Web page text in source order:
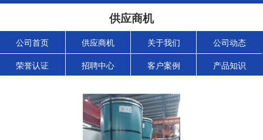
供应商机
公司首页 供应商机 关于我们 公司动态
荣誉认证 招聘中心 客户案例 产品知识